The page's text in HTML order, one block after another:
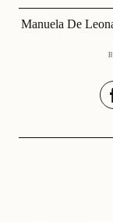
Manuela De